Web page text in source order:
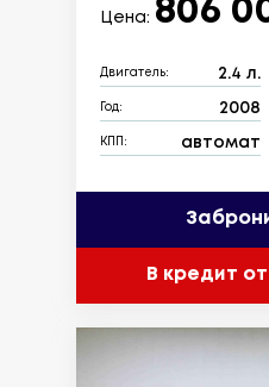
Цена: 806
Двигатель: 2.4 л.
Год: 2008
КПП: автомат
В кредит